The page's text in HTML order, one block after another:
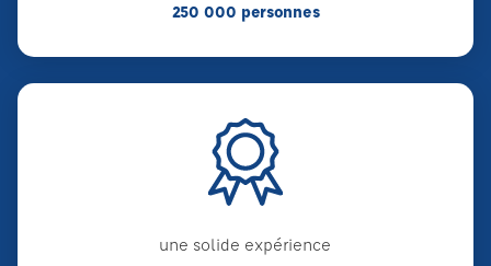
250 000 personnes
une solide expérience